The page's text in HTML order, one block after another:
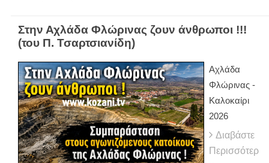
Στην Αχλάδα Φλώρινας ζουν άνθρωποι !!!
(του Π. Τσαρτσιανίδη)
Αχλάδα
Φλώρινας -
Καλοκαίρι
2026
Διαβάστε
Περισσότερ